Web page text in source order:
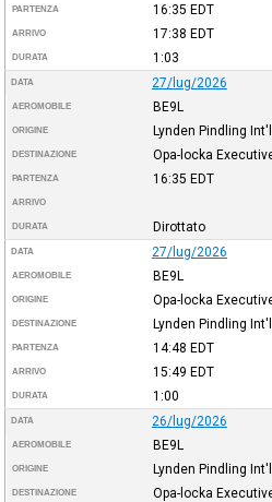
PARTENZA 16:35 EDT
ARRIVO 17:38 EDT
DURATA 1:03
DATA 27/lug/2026
AEROMOBILE BE9L
ORIGINE Lynden Pindling
DESTINAZIONE Opa-locka
PARTENZA 16:35 EDT
ARRIVO
DURATA Dirottato
DATA 27/lug/2026
AEROMOBILE BE9L
ORIGINE Opa-locka
DESTINAZIONE Lynden Pindling
PARTENZA 14:48 EDT
ARRIVO 15:49 EDT
DURATA 1:00
DATA 26/lug/2026
AEROMOBILE BE9L
ORIGINE Lynden Pindling
DESTINAZIONE Opa-locka